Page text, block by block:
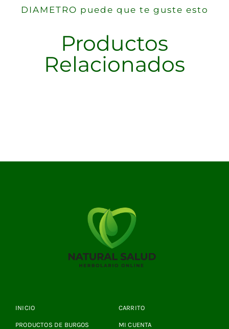
DIAMETRO puede que te guste esto
Productos
Relacionados
INICIO
PRODUCTOS DE BURGOS
CARRITO
MI CUENTA